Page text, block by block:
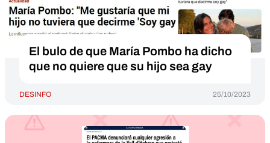
El bulo de que María Pombo ha dicho
que no quiere que su hijo sea gay
DESINFO 25/10/2023